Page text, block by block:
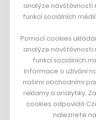
Francouzský
Dva golfisti, co pečou
DESIGN
Bomma není tichá
Originální hodinky
Nábytek z betonu
analýze návštěvnosti
funkcí sociálních
Pomocí cookies
analýze návštěvnosti
funkcí sociálních
Informace o užívání
našimi obchodními
reklamy a analytiky.
cookies odpovídá
naleznete